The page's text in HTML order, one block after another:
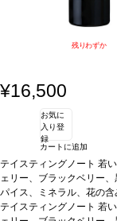
残りわずか
¥16,500
お気に
入り登
録
カートに追加
テイスティングノート 若
ェリー、ブラックベリー
パイス、ミネラル、花の
アロマは、トリュフから
テイスティングノート 若